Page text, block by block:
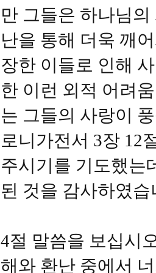
만 그들은 하나님
난을 통해 더욱 깨
장한 이들로 인해
한 이런 외적 어려
는 그들의 사랑이
로니가전서 3장 12
주시기를 기도했는
된 것을 감사하였습
4절 말씀을 보십시
해와 환난 중에서